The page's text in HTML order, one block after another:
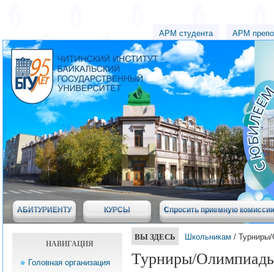
АРМ студента АРМ
АБИТУРИЕНТУ КУРСЫ Спросить приемную
НАВИГАЦИЯ
Головная организация
ВЫ ЗДЕСЬ Школьникам /
Турниры/